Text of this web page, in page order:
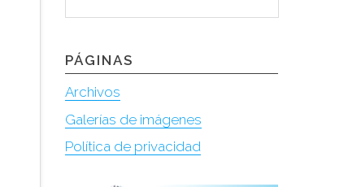
PÁGINAS
Archivos
Galerías de imágenes
Política de privacidad